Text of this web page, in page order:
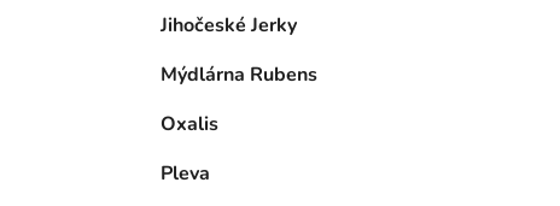
Jihočeské Jerky
Mýdlárna Rubens
Oxalis
Pleva